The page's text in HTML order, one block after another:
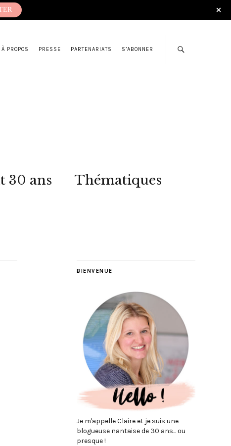
À PROPOS PRESSE PARTENARIATS S’ABONNER
30 ans Thématiques
BIENVENUE
Je m'appelle Claire et je suis une
blogueuse nantaise de 30 ans... ou
presque !